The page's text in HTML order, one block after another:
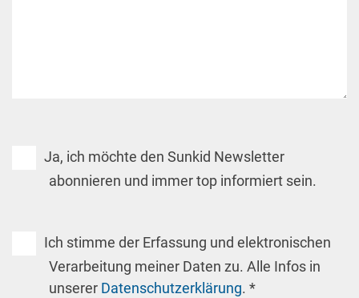
Ja, ich möchte den Sunkid Newsletter
abonnieren und immer top informiert sein.
Ich stimme der Erfassung und elektronischen
Verarbeitung meiner Daten zu. Alle Infos in
unserer Datenschutzerklärung. *